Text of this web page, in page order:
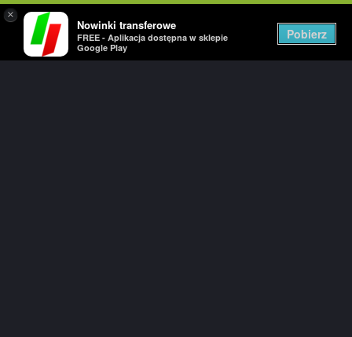
×
Nowinki transferowe
FREE - Aplikacja dostępna w sklepie
Google Play
Pobierz